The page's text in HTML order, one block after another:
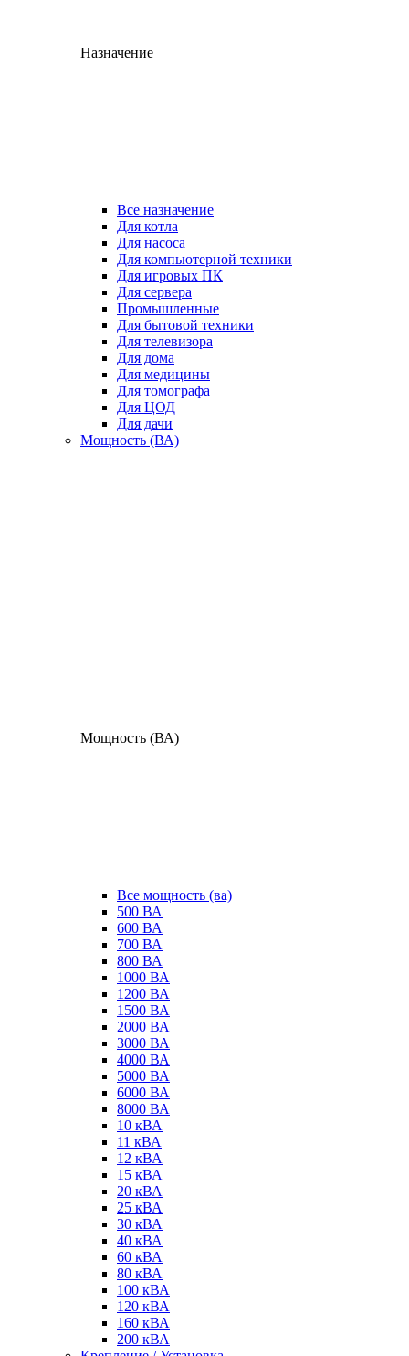
Назначение
Все назначение
Для котла
Для насоса
Для компьютерной техники
Для игровых ПК
Для сервера
Промышленные
Для бытовой техники
Для телевизора
Для дома
Для медицины
Для томографа
Для ЦОД
Для дачи
Мощность (ВА)
Мощность (ВА)
Все мощность (ва)
500 ВА
600 ВА
700 ВА
800 ВА
1000 ВА
1200 ВА
1500 ВА
2000 ВА
3000 ВА
4000 ВА
5000 ВА
6000 ВА
8000 ВА
10 кВА
11 кВА
12 кВА
15 кВА
20 кВА
25 кВА
30 кВА
40 кВА
60 кВА
80 кВА
100 кВА
120 кВА
160 кВА
200 кВА